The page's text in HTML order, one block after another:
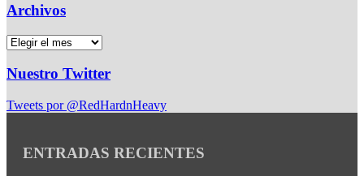
Archivos
Nuestro Twitter
Tweets por @RedHardnHeavy
ENTRADAS RECIENTES